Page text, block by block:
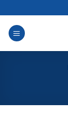
to
content